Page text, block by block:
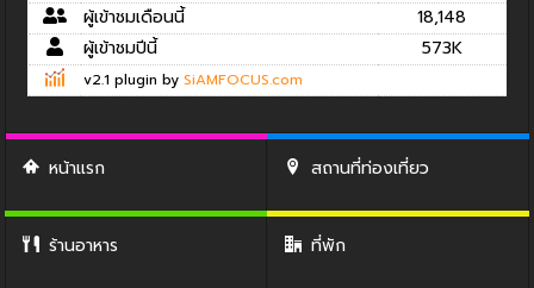
ผู้เข้าชมเดือนนี้
18,148
ผู้เข้าชมปีนี้
573K
v2.1 plugin by SiAMFOCUS.com
หน้าแรก สถานที่ท่องเที่ยว
ร้านอาหาร ที่พัก